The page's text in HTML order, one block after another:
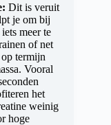
Dit is veruit
je om bij
meer te
of net
termijn
Vooral
het
weinig
hoge